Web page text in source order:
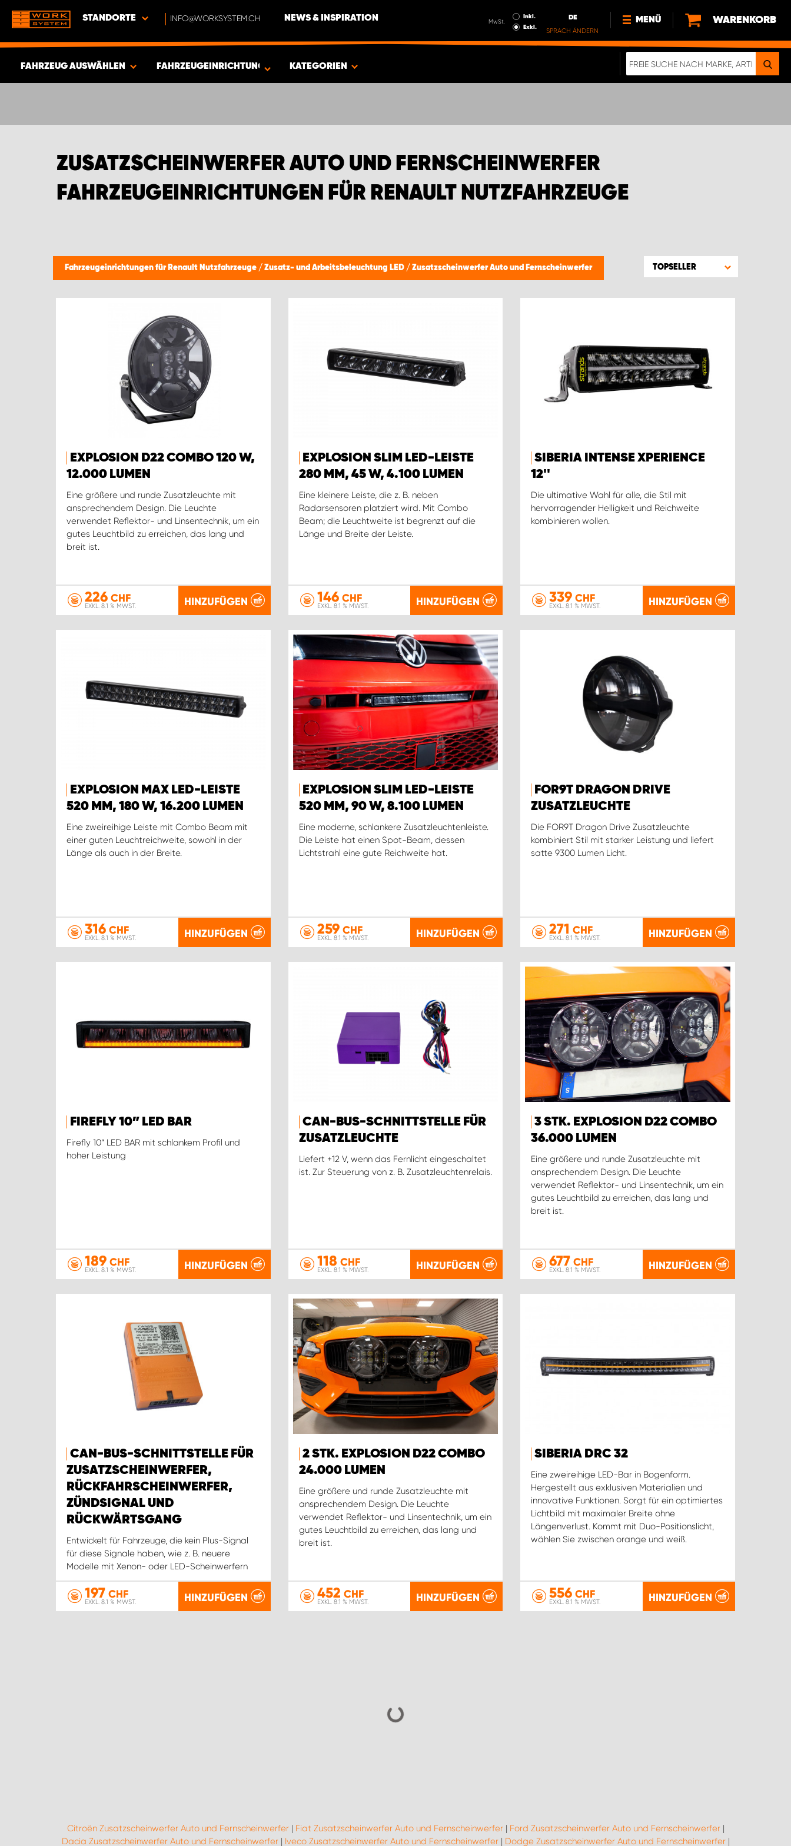
STANDORTE INFO@WORKSYSTEM.CH NEWS & INSPIRATION MwSt.
Inkl.
Exkl.
DE
SPRACH ÄNDERN
MENÜ
NEWS
WARENKORB
FAHRZEUG AUSWÄHLEN FAHRZEUGEINRICHTUNGEN FÜR RENAULT NUTZFAHRZEUGE
KATEGORIEN
ZUSATZSCHEINWERFER AUTO UND FERNSCHEINWERFER
FAHRZEUGEINRICHTUNGEN FÜR RENAULT NUTZFAHRZEUGE
Fahrzeugeinrichtungen für Renault Nutzfahrzeuge / Zusatz- und Arbeitsbeleuchtung LED / Zusatzscheinwerfer Auto und Fernscheinwerfer TOPSELLER
EXPLOSION D22 COMBO 120 W,
12.000 LUMEN
Eine größere und runde Zusatzleuchte mit
ansprechendem Design. Die Leuchte
verwendet Reflektor- und Linsentechnik, um ein
gutes Leuchtbild zu erreichen, das lang und
breit ist.
226 CHF
EXKL. 8.1 % MWST. HINZUFÜGEN
EXPLOSION SLIM LED-LEISTE
280 MM, 45 W, 4.100 LUMEN
Eine kleinere Leiste, die z. B. neben
Radarsensoren platziert wird. Mit Combo
Beam; die Leuchtweite ist begrenzt auf die
Länge und Breite der Leiste.
146CHF
EXKL. 8.1 % MWST. HINZUFÜGEN
SIBERIA INTENSE XPERIENCE
12''
Die ultimative Wahl für alle, die Stil mit
hervorragender Helligkeit und Reichweite
kombinieren wollen.
339 CHF
EXKL. 8.1 % MWST. HINZUFÜGEN
EXPLOSION MAX LED-LEISTE
520 MM, 180 W, 16.200 LUMEN
Eine zweireihige Leiste mit Combo Beam mit
einer guten Leuchtreichweite, sowohl in der
Länge als auch in der Breite.
316 CHF
EXKL. 8.1 % MWST. HINZUFÜGEN
EXPLOSION SLIM LED-LEISTE
520 MM, 90 W, 8.100 LUMEN
Eine moderne, schlankere Zusatzleuchtenleiste.
Die Leiste hat einen Spot-Beam, dessen
Lichtstrahl eine gute Reichweite hat.
259CHF
EXKL. 8.1 % MWST. HINZUFÜGEN
FOR9T DRAGON DRIVE
ZUSATZLEUCHTE
Die FOR9T Dragon Drive Zusatzleuchte
kombiniert Stil mit starker Leistung und liefert
satte 9300 Lumen Licht.
271 CHF
EXKL. 8.1 % MWST. HINZUFÜGEN
FIREFLY 10” LED BAR
Firefly 10“ LED BAR mit schlankem Profil und
hoher Leistung
189 CHF
EXKL. 8.1 % MWST. HINZUFÜGEN
CAN-BUS-SCHNITTSTELLE FÜR
ZUSATZLEUCHTE
Liefert +12 V, wenn das Fernlicht eingeschaltet
ist. Zur Steuerung von z. B. Zusatzleuchtenrelais.
118 CHF
EXKL. 8.1 % MWST. HINZUFÜGEN
3 STK. EXPLOSION D22 COMBO
36.000 LUMEN
Eine größere und runde Zusatzleuchte mit
ansprechendem Design. Die Leuchte
verwendet Reflektor- und Linsentechnik, um ein
gutes Leuchtbild zu erreichen, das lang und
breit ist.
677 CHF
EXKL. 8.1 % MWST. HINZUFÜGEN
CAN-BUS-SCHNITTSTELLE FÜR
ZUSATZSCHEINWERFER,
RÜCKFAHRSCHEINWERFER,
ZÜNDSIGNAL UND
RÜCKWÄRTSGANG
Entwickelt für Fahrzeuge, die kein Plus-Signal
für diese Signale haben, wie z. B. neuere
Modelle mit Xenon- oder LED-Scheinwerfern
197 CHF
EXKL. 8.1 % MWST. HINZUFÜGEN
2 STK. EXPLOSION D22 COMBO
24.000 LUMEN
Eine größere und runde Zusatzleuchte mit
ansprechendem Design. Die Leuchte
verwendet Reflektor- und Linsentechnik, um ein
gutes Leuchtbild zu erreichen, das lang und
breit ist.
452 CHF
EXKL. 8.1 % MWST. HINZUFÜGEN
SIBERIA DRC 32
Eine zweireihige LED-Bar in Bogenform.
Hergestellt aus exklusiven Materialien und
innovative Funktionen. Sorgt für ein optimiertes
Lichtbild mit maximaler Breite ohne
Längenverlust. Kommt mit Duo-Positionslicht,
wählen Sie zwischen orange und weiß.
556 CHF
EXKL. 8.1 % MWST. HINZUFÜGEN
Citroën Zusatzscheinwerfer Auto und Fernscheinwerfer| Fiat Zusatzscheinwerfer Auto und Fernscheinwerfer| Ford Zusatzscheinwerfer Auto und Fernscheinwerfer|
Dacia Zusatzscheinwerfer Auto und Fernscheinwerfer| Iveco Zusatzscheinwerfer Auto und Fernscheinwerfer| Dodge Zusatzscheinwerfer Auto und Fernscheinwerfer|